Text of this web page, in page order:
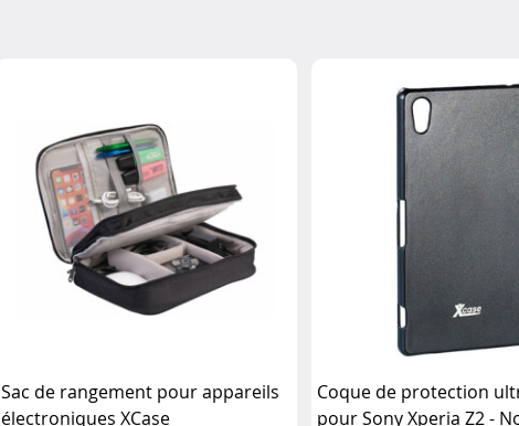
Sac de rangement pour appareils
électroniques XCase
Coque de protection
pour Sony Xperia Z2 -